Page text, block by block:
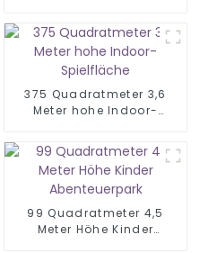
Einkaufszentren
375 Quadratmeter 3,6
Meter hohe Indoor-
99 Quadratmeter 4,5
Meter Höhe Kinder